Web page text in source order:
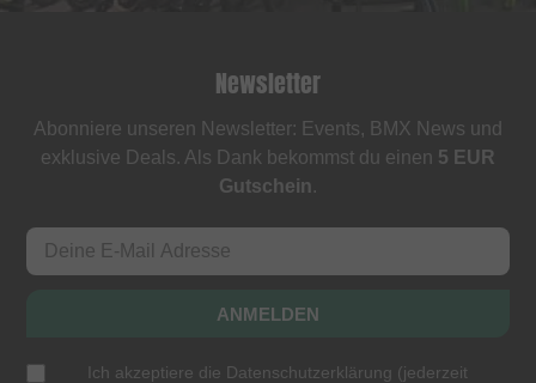
Newsletter
Abonniere unseren Newsletter: Events, BMX News und
exklusive Deals. Als Dank bekommst du einen 5 EUR
Gutschein.
ANMELDEN
Ich akzeptiere die Datenschutzerklärung (jederzeit